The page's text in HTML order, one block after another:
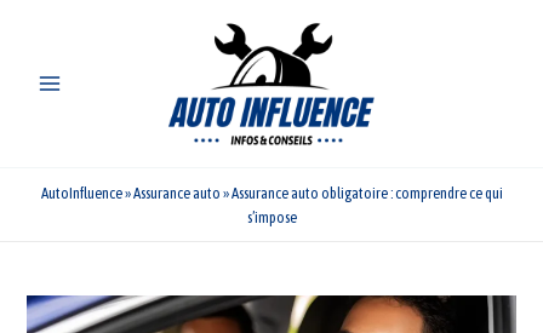
AutoInfluence»Assurance auto »Assurance auto obligatoire : comprendre ce qui
s’impose